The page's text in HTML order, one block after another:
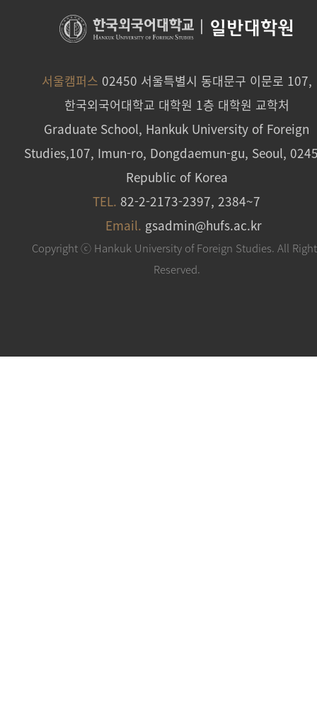
일반대학원
서울캠퍼스 02450 서울특별시 동대문구 이문로 107,
한국외국어대학교 대학원 1층 대학원 교학처
Graduate School, Hankuk University of Foreign
Studies,107, Imun-ro, Dongdaemun-gu, Seoul,
Republic of Korea
TEL. 82-2-2173-2397, 2384~7
Email. gsadmin@hufs.ac.kr
Copyright ⓒ Hankuk University of Foreign Studies. All
Reserved.